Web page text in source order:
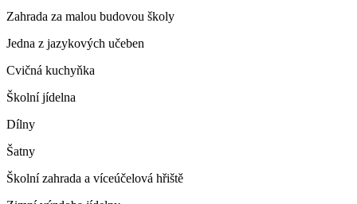
Zahrada za malou budovou školy
Jedna z jazykových učeben
Cvičná kuchyňka
Školní jídelna
Dílny
Šatny
Školní zahrada a víceúčelová hřiště